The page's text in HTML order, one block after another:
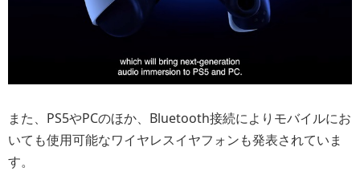
また、PS5やPCのほか、Bluetooth接続によりモバイルにお
いても使用可能なワイヤレスイヤフォンも発表されていま
す。